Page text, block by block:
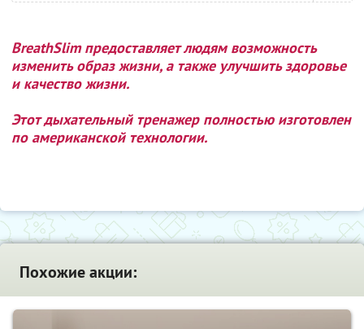
BreathSlim предоставляет людям возможность
изменить образ жизни, а также улучшить здоровье
и качество жизни.
Этот дыхательный тренажер полностью изготовлен
по американской технологии.
Похожие акции: